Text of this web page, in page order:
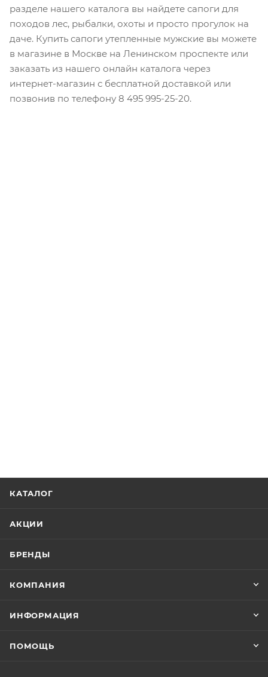
разделе нашего каталога вы найдете сапоги для
походов лес, рыбалки, охоты и просто прогулок на
даче. Купить сапоги утепленные мужские вы можете
в магазине в Москве на Ленинском проспекте или
заказать из нашего онлайн каталога через
интернет-магазин с бесплатной доставкой или
позвонив по телефону 8 495 995-25-20​.
КАТАЛОГ
АКЦИИ
БРЕНДЫ
КОМПАНИЯ
ИНФОРМАЦИЯ
ПОМОЩЬ